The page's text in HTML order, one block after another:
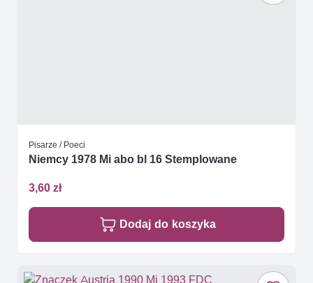
Pisarze / Poeci
Niemcy 1978 Mi abo bl 16 Stemplowane
3,60 zł
Dodaj do koszyka